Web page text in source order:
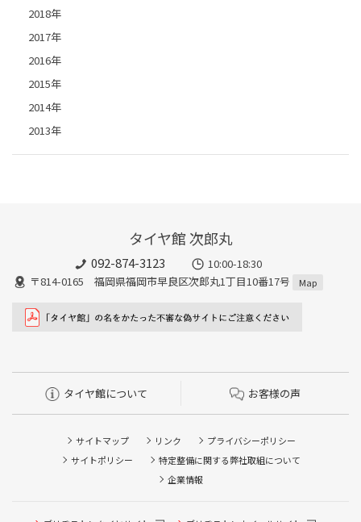
2018年
2017年
2016年
2015年
2014年
2013年
タイヤ館 次郎丸
092-874-3123
10:00-18:30
〒814-0165 福岡県福岡市早良区次郎丸1丁目10番17号
Map
タイヤ館について お客様の声
サイトマップ リンク
プライバシーポリシー
サイトポリシー
特定整備に関する弊社取組について
企業情報